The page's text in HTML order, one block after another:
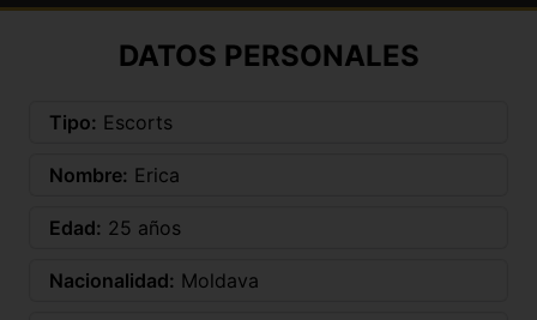
DATOS PERSONALES
Tipo: Escorts
Nombre: Erica
Edad: 25 años
Nacionalidad: Moldava